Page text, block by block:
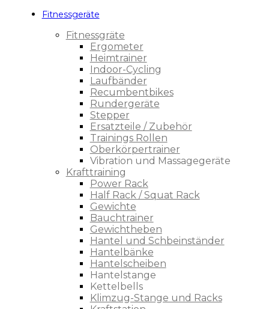
Fitnessgeräte
Fitnessgräte
Ergometer
Heimtrainer
Indoor-Cycling
Laufbänder
Recumbentbikes
Rundergeräte
Stepper
Ersatzteile / Zubehör
Trainings Rollen
Oberkörpertrainer
Vibration und Massagegeräte
Krafttraining
Power Rack
Half Rack / Squat Rack
Gewichte
Bauchtrainer
Gewichtheben
Hantel und Schbeinständer
Hantelbänke
Hantelscheiben
Hantelstange
Kettelbells
Klimzug-Stange und Racks